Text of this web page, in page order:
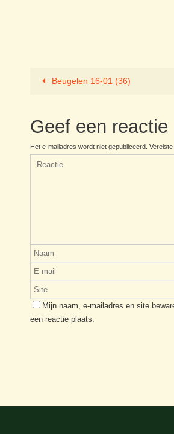
Beugelen 16-01 (36)
Geef een reactie
Het e-mailadres wordt niet gepubliceerd.
Mijn naam, e-mailadres en site
een reactie plaats.